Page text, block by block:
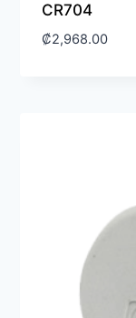
CR704
₡2,968.00